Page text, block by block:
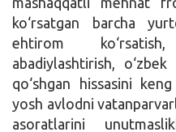
ko‘rsatgan barcha
ehtirom
abadiylashtirish,
qo‘shgan hissasini
yosh avlodni
asoratlarini